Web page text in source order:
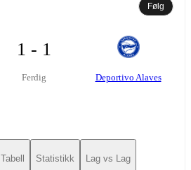
Følg
1 - 1
Ferdig Deportivo Alaves
Tabell Statistikk Lag vs Lag